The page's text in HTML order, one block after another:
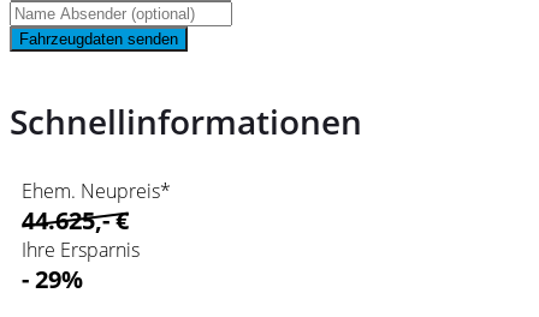
Fahrzeugdaten senden
Schnellinformationen
Ehem. Neupreis*
44.625,- €
Ihre Ersparnis
- 29%